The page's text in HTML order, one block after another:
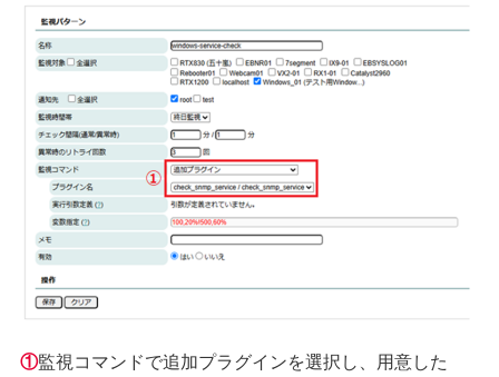
①監視コマンドで追加プラグインを選択し、用意した